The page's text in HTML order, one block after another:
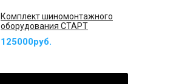
Комплект шиномонтажного
оборудования СТАРТ
125000руб.